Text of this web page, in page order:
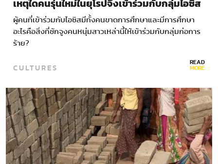
เหตุใดคนรุ่นใหม่ในยุโรปจึงเข้าร่วมกับกลุ่มไอซิส
ผู้คนที่เข้าร่วมกับไอซิสมีทั้งคนขาดการศึกษาและมีการศึกษา
อะไรคือสิ่งที่ชักจูงคนหนุ่มสาวเหล่านี้ให้เข้าร่วมกับกลุ่มก่อการ
ร้าย?
CULTURES READ
MORE